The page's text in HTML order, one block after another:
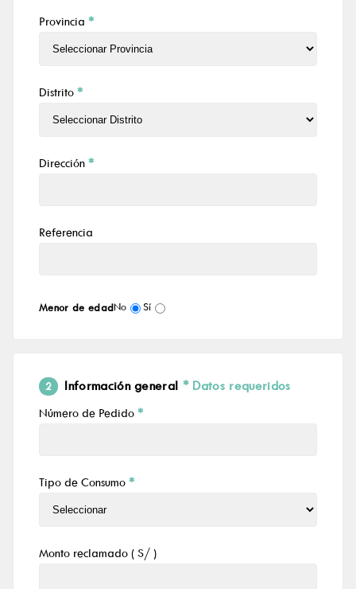
Provincia *
Distrito *
Dirección *
Referencia
Menor de edadNo Sí
2 Información general * Datos requeridos
Número de Pedido *
Tipo de Consumo *
Monto reclamado ( S/ )